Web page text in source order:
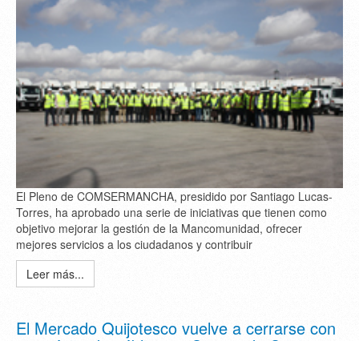
El Pleno de COMSERMANCHA, presidido por Santiago Lucas-
Torres, ha aprobado una serie de iniciativas que tienen como
objetivo mejorar la gestión de la Mancomunidad, ofrecer
mejores servicios a los ciudadanos y contribuir
Leer más...
El Mercado Quijotesco vuelve a cerrarse con